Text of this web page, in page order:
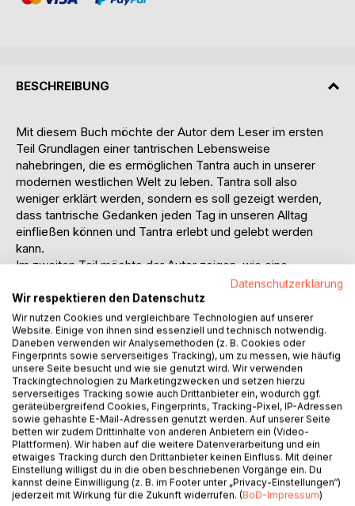
BESCHREIBUNG
Mit diesem Buch möchte der Autor dem Leser im ersten
Teil Grundlagen einer tantrischen Lebensweise
nahebringen, die es ermöglichen Tantra auch in unserer
modernen westlichen Welt zu leben. Tantra soll also
weniger erklärt werden, sondern es soll gezeigt werden,
dass tantrische Gedanken jeden Tag in unseren Alltag
einfließen können und Tantra erlebt und gelebt werden
kann.
Im zweiten Teil möchte der Autor zeigen, wie eine
tantrische Lebensweise ein erweitertes Verständnis von
Nähe und Distanz, aber auch von Liebe, Treue und Intimität
jede Beziehung bereichern kann. Vertrauen und Sexualität
gemeinsam zu erforschen und zu erleben lässt uns Nähe
wirklich spüren. Darüber hinaus werden anhand der für
Generationen aktuellen Themen Potenziale für persönliche
Weiterentwicklung beschrieben.
Mit dem dritten Teil soll ein Beitrag zu einem besseren
Verständnis tantrischer Selbsterfahrung und einem
offeneren Umgang mit tantrischen Seminaren und
Seminarinhalten geleistet werden.
Tantrische Selbsterfahrung hat nichts mit dem
sprichwörtlichen esoterischen Swingerclub zu tun. Es geht
tatsächlich darum Dich selbst - vor allem Dein inneres
Datenschutzerklärung
Wir respektieren den Datenschutz
Wir nutzen Cookies und vergleichbare Technologien auf unserer
Website. Einige von ihnen sind essenziell und technisch notwendig.
Daneben verwenden wir Analysemethoden (z. B. Cookies oder
Fingerprints sowie serverseitiges Tracking), um zu messen, wie häufig
unsere Seite besucht und wie sie genutzt wird. Wir verwenden
Trackingtechnologien zu Marketingzwecken und setzen hierzu
serverseitiges Tracking sowie auch Drittanbieter ein, wodurch ggf.
geräteübergreifend Cookies, Fingerprints, Tracking-Pixel, IP-Adressen
sowie gehashte E-Mail-Adressen genutzt werden. Auf unserer Seite
betten wir zudem Drittinhalte von anderen Anbietern ein (Video-
Plattformen). Wir haben auf die weitere Datenverarbeitung und ein
etwaiges Tracking durch den Drittanbieter keinen Einfluss. Mit deiner
Einstellung willigst du in die oben beschriebenen Vorgänge ein. Du
kannst deine Einwilligung (z. B. im Footer unter „Privacy-Einstellungen“)
jederzeit mit Wirkung für die Zukunft widerrufen. (BoD-Impressum)